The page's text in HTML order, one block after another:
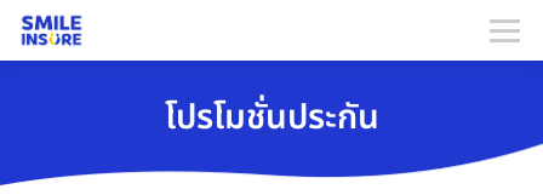
โปรโมชั่นประกัน